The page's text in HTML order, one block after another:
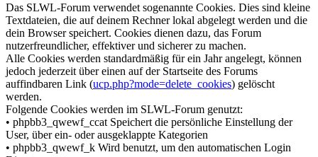
Das SLWL-Forum verwendet sogenannte Cookies. Dies sind kleine
Textdateien, die auf deinem Rechner lokal abgelegt werden und die
dein Browser speichert. Cookies dienen dazu, das Forum
nutzerfreundlicher, effektiver und sicherer zu machen.
Alle Cookies werden standardmäßig für ein Jahr angelegt, können
jedoch jederzeit über einen auf der Startseite des Forums
auffindbaren Link (ucp.php?mode=delete_cookies) gelöscht
werden.
Folgende Cookies werden im SLWL-Forum genutzt:
• phpbb3_qwewf_ccat Speichert die persönliche Einstellung der
User, über ein- oder ausgeklappte Kategorien
• phpbb3_qwewf_k Wird benutzt, um den automatischen Login